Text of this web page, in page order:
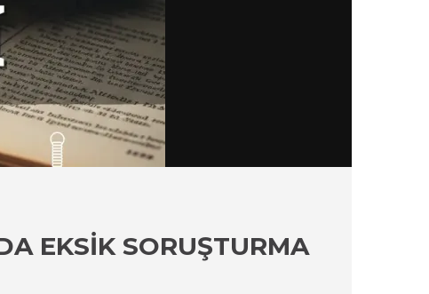
EKSIK SORUŞTURMA